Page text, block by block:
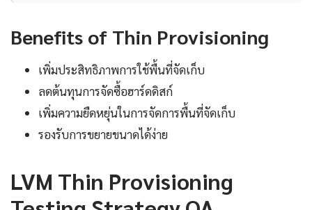
Benefits of Thin Provisioning
เพิ่มประสิทธิภาพการใช้พื้นที่จัดเก็บ
ลดต้นทุนการจัดซื้อฮาร์ดดิสก์
เพิ่มความยืดหยุ่นในการจัดการพื้นที่จัดเก็บ
รองรับการขยายขนาดได้ง่าย
LVM Thin Provisioning